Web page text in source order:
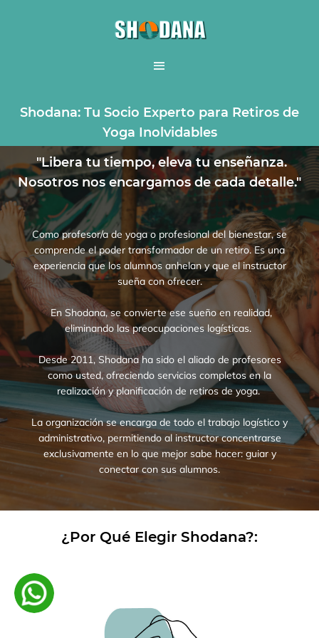
Shodana: Tu Socio Experto para Retiros de
Yoga Inolvidables
"Libera tu tiempo, eleva tu enseñanza.
Nosotros nos encargamos de cada detalle."
Como profesor/a de yoga o profesional del bienestar, se
comprende el poder transformador de un retiro. Es una
experiencia que los alumnos anhelan y que el instructor
sueña con ofrecer.
En Shodana, se convierte ese sueño en realidad,
eliminando las preocupaciones logísticas.
Desde 2011, Shodana ha sido el aliado de profesores
como usted, ofreciendo servicios completos en la
realización y planificación de retiros de yoga.
La organización se encarga de todo el trabajo logístico y
administrativo, permitiendo al instructor concentrarse
exclusivamente en lo que mejor sabe hacer: guiar y
conectar con sus alumnos.
¿Por Qué Elegir Shodana?: